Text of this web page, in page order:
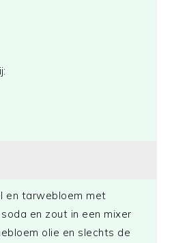
en tarwebloem met
en zout in een mixer
olie en slechts de